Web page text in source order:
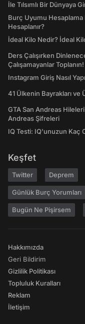
İle Tılsımlı Bir Dünyaya
Burç Uyumu
Hesaplanır?
İdeal Kilo Nedir? İdeal
Ders Çalışırken
Çalışamayanlar Toplanın!
Instagram Giriş Nasıl
41 Ülkenin Bayrakları ve
GTA San Andreas
Andreas Şifreleri
IQ Testi: IQ'unuzun Kaç
Keşfet
Twitter Deprem
Günlük Burç Yorumları
Bugün Ne Pişirsem
Hakkımızda
Geri Bildirim
Gizlilik Politikası
Topluluk Kuralları
Reklam
İletişim